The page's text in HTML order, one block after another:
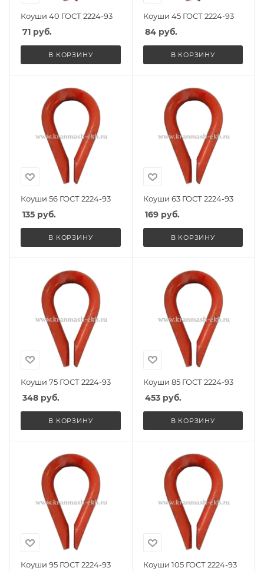
Коуши 40 ГОСТ 2224-93
71 руб.
В КОРЗИНУ
Коуши 45 ГОСТ 2224-93
84руб.
В КОРЗИНУ
Коуши 56 ГОСТ 2224-93
135 руб.
В КОРЗИНУ
Коуши 63 ГОСТ 2224-93
169руб.
В КОРЗИНУ
Коуши 75 ГОСТ 2224-93
348 руб.
В КОРЗИНУ
Коуши 85 ГОСТ 2224-93
453руб.
В КОРЗИНУ
Коуши 95 ГОСТ 2224-93 Коуши 105 ГОСТ 2224-93